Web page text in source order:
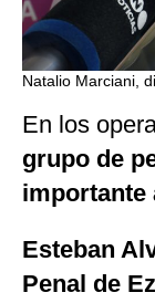
Natalio Marciani,
En los
grupo de
importante
Esteban
Penal de